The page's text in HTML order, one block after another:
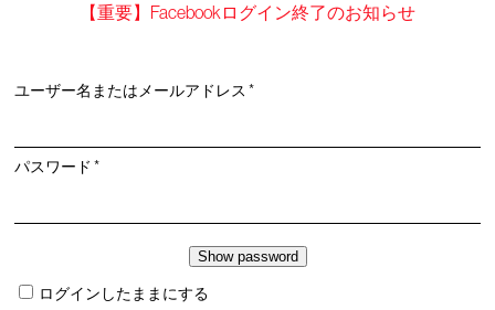
【重要】Facebookログイン終了のお知らせ
ユーザー名またはメールアドレス*必
パスワード*必
ログインしたままにする